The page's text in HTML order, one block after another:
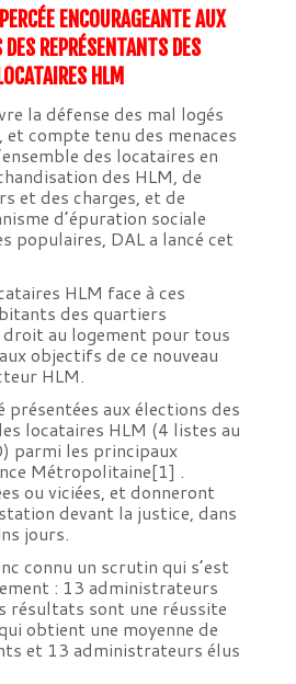
ENCOURAGEANTE AUX
DES REPRÉSENTANTS DES
LOCATAIRES HLM
la défense des mal logés
et compte tenu des menaces
des locataires en
des HLM, de
et des charges, et de
d’épuration sociale
populaires, DAL a lancé cet
HLM face à ces
des quartiers
au logement pour tous
objectifs de ce nouveau
HLM.
aux élections des
locataires HLM (4 listes au
parmi les principaux
Métropolitaine[1]
ou viciées, et donneront
devant la justice, dans
jours.
connu un scrutin qui s’est
: 13 administrateurs
résultats sont une réussite
obtient une moyenne de
et 13 administrateurs élus